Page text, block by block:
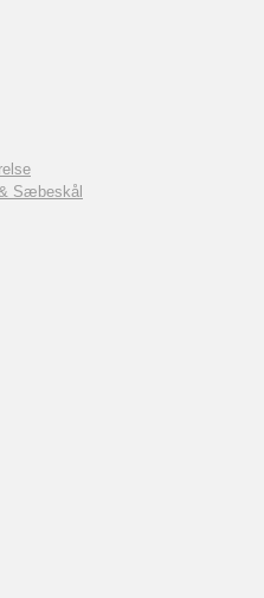
Sæbeskål